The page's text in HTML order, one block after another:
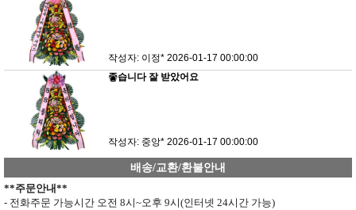
작성자: 이정* 2026-01-17 00:00:00
좋습니다 잘 받았어요
작성자: 중앙* 2026-01-17 00:00:00
배송/교환/환불안내
**주문안내**
- 전화주문 가능시간 오전 8시~오후 9시(인터넷 24시간 가능)